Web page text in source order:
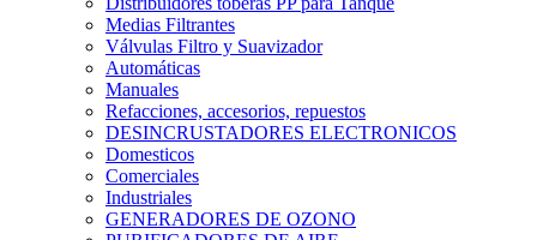
Medias Filtrantes
Válvulas Filtro y Suavizador
Automáticas
Manuales
Refacciones, accesorios, repuestos
DESINCRUSTADORES ELECTRONICOS
Domesticos
Comerciales
Industriales
GENERADORES DE OZONO